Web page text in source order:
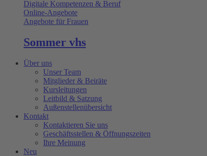
Digitale Kompetenzen & Beruf
Online-Angebote
Angebote für Frauen
Sommer vhs
Über uns
Unser Team
Mitglieder & Beiräte
Kursleitungen
Leitbild & Satzung
Außenstellenübersicht
Kontakt
Kontaktieren Sie uns
Geschäftsstellen & Öffnungszeiten
Ihre Meinung
Neu